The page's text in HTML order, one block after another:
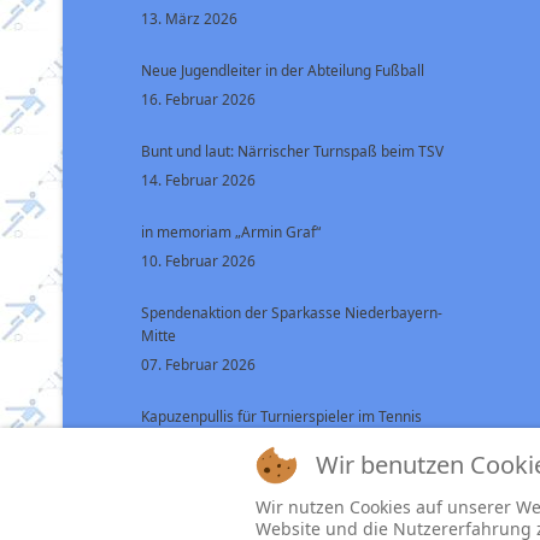
13. März 2026
Neue Jugendleiter in der Abteilung Fußball
16. Februar 2026
Bunt und laut: Närrischer Turnspaß beim TSV
14. Februar 2026
in memoriam „Armin Graf“
10. Februar 2026
Spendenaktion der Sparkasse Niederbayern-
Mitte
07. Februar 2026
Kapuzenpullis für Turnierspieler im Tennis
Wir benutzen
Wir nutzen Cookies auf unserer
Website und die Nutzererfahrung